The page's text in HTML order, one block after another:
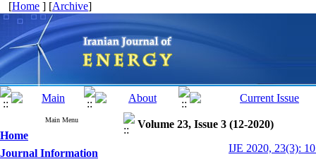
[Home ] [Archive]
Main Menu
Home
Journal Information
Volume 23, Issue 3 (12-2020)
IJE 2020, 23(3):